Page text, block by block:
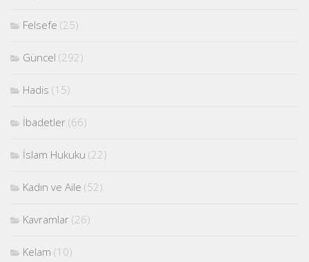
Felsefe (25)
Güncel (292)
Hadis (15)
İbadetler (66)
İslam Hukuku (22)
Kadın ve Aile (52)
Kavramlar (26)
Kelam (10)